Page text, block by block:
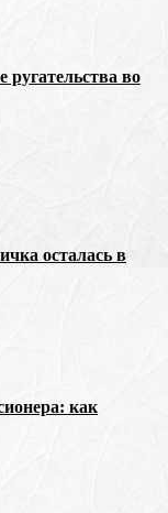
во
осталась в
как